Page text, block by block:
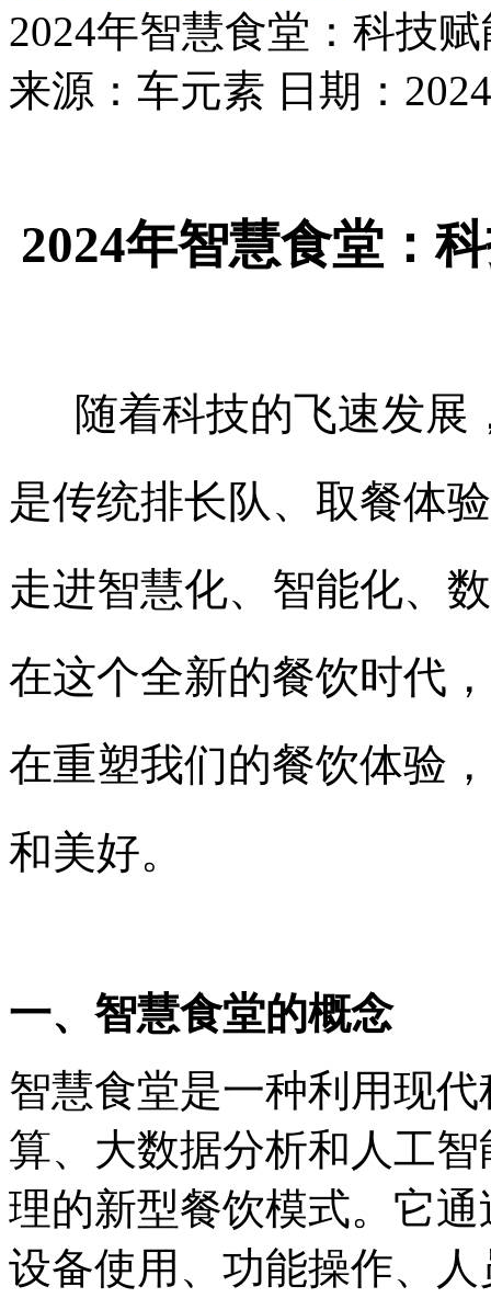
2024年智慧食堂：科技
来源：车元素 日期：
2024年智慧食堂：
随着科技的飞速发展
是传统排长队、取餐体
走进智慧化、智能化、
在这个全新的餐饮时代
在重塑我们的餐饮体验
和美好。
一、智慧食堂的概念
智慧食堂是一种利用现
算、大数据分析和人工
理的新型餐饮模式。它
设备使用、功能操作、